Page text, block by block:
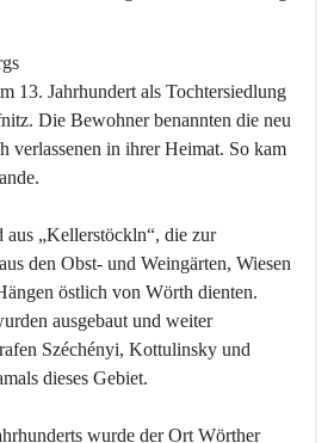
13. Jahrhundert als Tochtersiedlung
Die Bewohner benannten die neu
verlassenen in ihrer Heimat. So kam
aus „Kellerstöckln“, die zur
den Obst- und Weingärten, Wiesen
östlich von Wörth dienten.
ausgebaut und weiter
Széchényi, Kottulinsky und
dieses Gebiet.
wurde der Ort Wörther